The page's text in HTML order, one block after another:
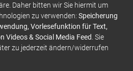
Daher bitten wir Sie hiermit um
zu verwenden: Speicherung
Vorlesefunktion für Text,
Videos & Social Media Feed. Sie
zu jederzeit ändern/widerrufen